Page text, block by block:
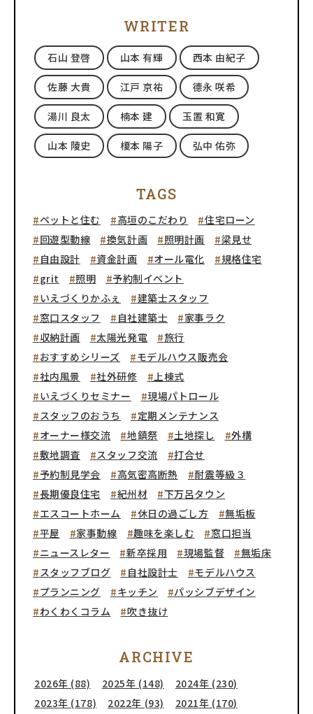
WRITER
石山 登啓 山本 有輝 西本 由紀子
佐藤 大貴 江戸 京祐 德永 咲希
湯川 良太 楠本 建 玉置 和寛
山本 陵史 榎本 陽子 弘中 佑弥
TAGS
ペットと住む 高垣のこだわり
住宅ローン
回遊型動線
換気計画 照明計画
梁見せ
自由設計
資金計画 オール電化
規格住宅
grit
照明
予約制イベント
いえづくりかふぇ
建築士スタッフ
窓口スタッフ
自社建築士
家事ラク
収納計画
太陽光発電
旅行
おすすめシリーズ
モデルハウス販売会
社内風景
社外研修
上棟式
いえづくりセミナー
現場パトロール
スタッフのおうち
定期メンテナンス
オーナー様交流
地鎮祭 土地探し
外構
敷地調査
スタッフ交流
打合せ
予約制見学会
高気密高断熱
耐震等級３
長期優良住宅
紀州材
下万呂タウン
エスコートホーム
休日の過ごし方
無垢板
平屋
家事動線 趣味を楽しむ
窓口担当
ニュースレター
新卒採用 現場監督
無垢床
スタッフブログ
自社設計士
モデルハウス
プランニング
キッチン
パッシブデザイン
わくわくコラム
吹き抜け
ARCHIVE
2026年 (88) 2025年 (148)
2024年 (230)
2023年 (178)
2022年 (93)
2021年 (170)